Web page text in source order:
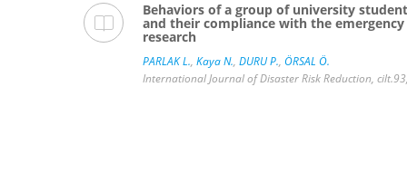
Behaviors of a group of university
and their compliance with the
research
PARLAK L., Kaya N., DURU P., ÖRSAL Ö.
International Journal of Disaster Risk Reduction,